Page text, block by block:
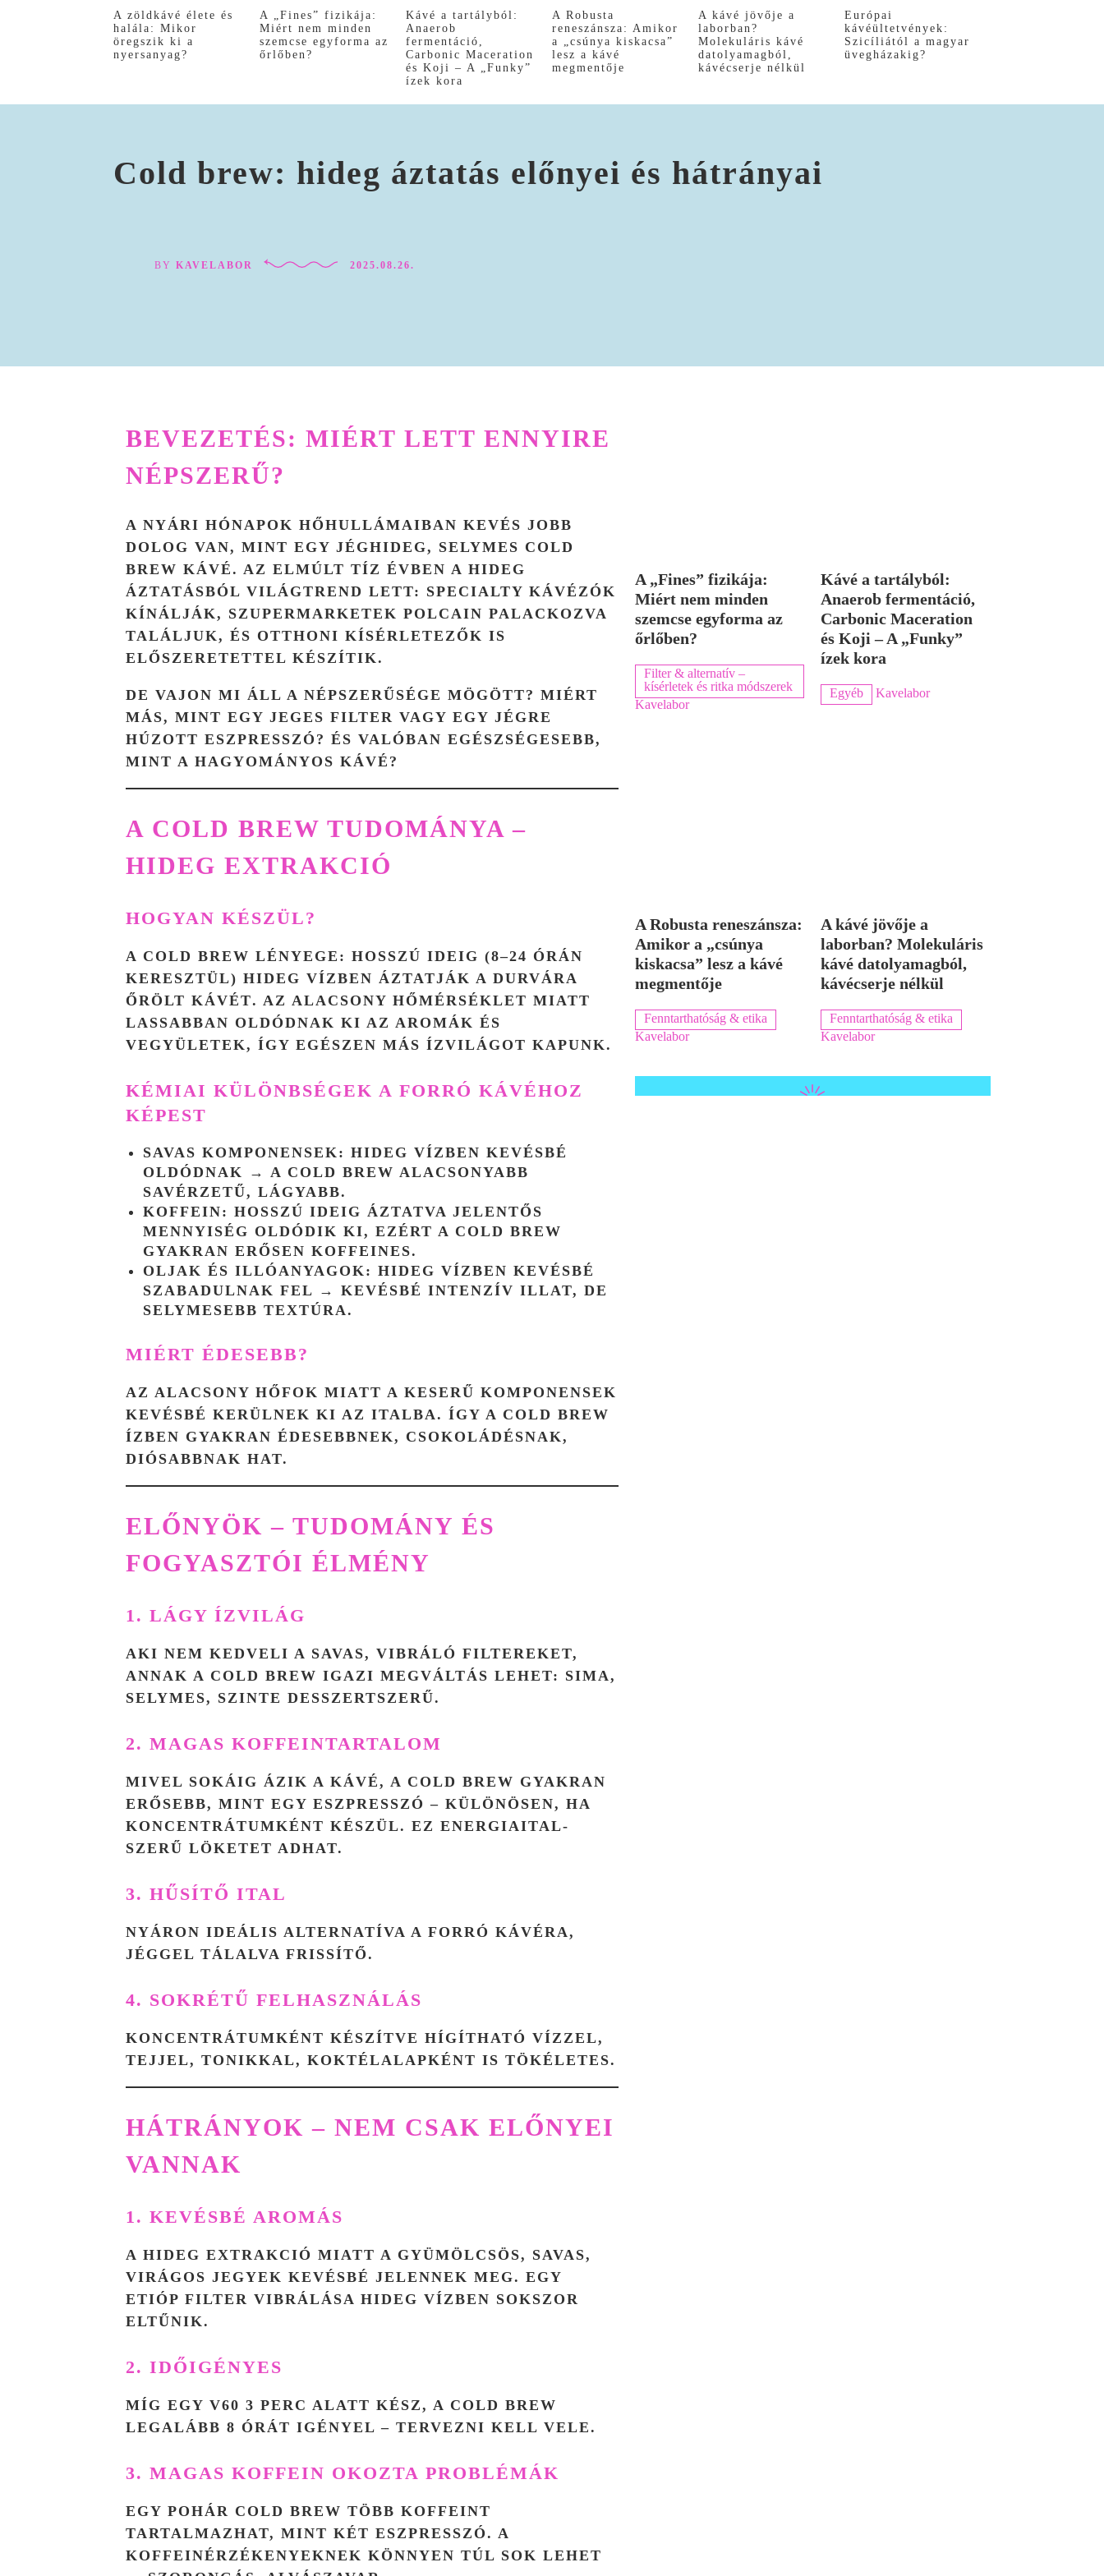
A zöldkávé élete és
halála: Mikor
öregszik ki a
nyersanyag?
A „Fines” fizikája:
Miért nem minden
szemcse egyforma az
őrlőben?
Kávé a tartályból:
Anaerob
fermentáció,
Carbonic Maceration
és Koji – A „Funky”
ízek kora
A Robusta
reneszánsza: Amikor
a „csúnya kiskacsa”
lesz a kávé
megmentője
A kávé jövője a
laborban?
Molekuláris kávé
datolyamagból,
kávécserje nélkül
Európai
kávéültetvények:
Szicíliától a magyar
üvegházakig?
Cold brew: hideg áztatás előnyei és hátrányai
BY KAVELABOR 2025.08.26.
BEVEZETÉS: MIÉRT LETT ENNYIRE
NÉPSZERŰ?
A NYÁRI HÓNAPOK HŐHULLÁMAIBAN KEVÉS JOBB
DOLOG VAN, MINT EGY JÉGHIDEG, SELYMES COLD
BREW KÁVÉ. AZ ELMÚLT TÍZ ÉVBEN A HIDEG
ÁZTATÁSBÓL VILÁGTREND LETT: SPECIALTY KÁVÉZÓK
KÍNÁLJÁK, SZUPERMARKETEK POLCAIN PALACKOZVA
TALÁLJUK, ÉS OTTHONI KÍSÉRLETEZŐK IS
ELŐSZERETETTEL KÉSZÍTIK.
DE VAJON MI ÁLL A NÉPSZERŰSÉGE MÖGÖTT? MIÉRT
MÁS, MINT EGY JEGES FILTER VAGY EGY JÉGRE
HÚZOTT ESZPRESSZÓ? ÉS VALÓBAN EGÉSZSÉGESEBB,
MINT A HAGYOMÁNYOS KÁVÉ?
A COLD BREW TUDOMÁNYA –
HIDEG EXTRAKCIÓ
HOGYAN KÉSZÜL?
A COLD BREW LÉNYEGE: HOSSZÚ IDEIG (8–24 ÓRÁN
KERESZTÜL) HIDEG VÍZBEN ÁZTATJÁK A DURVÁRA
ŐRÖLT KÁVÉT. AZ ALACSONY HŐMÉRSÉKLET MIATT
LASSABBAN OLDÓDNAK KI AZ AROMÁK ÉS
VEGYÜLETEK, ÍGY EGÉSZEN MÁS ÍZVILÁGOT KAPUNK.
KÉMIAI KÜLÖNBSÉGEK A FORRÓ KÁVÉHOZ
KÉPEST
SAVAS KOMPONENSEK: HIDEG VÍZBEN KEVÉSBÉ
OLDÓDNAK → A COLD BREW ALACSONYABB
SAVÉRZETŰ, LÁGYABB.
KOFFEIN: HOSSZÚ IDEIG ÁZTATVA JELENTŐS
MENNYISÉG OLDÓDIK KI, EZÉRT A COLD BREW
GYAKRAN ERŐSEN KOFFEINES.
OLJAK ÉS ILLÓANYAGOK: HIDEG VÍZBEN KEVÉSBÉ
SZABADULNAK FEL → KEVÉSBÉ INTENZÍV ILLAT, DE
SELYMESEBB TEXTÚRA.
MIÉRT ÉDESEBB?
AZ ALACSONY HŐFOK MIATT A KESERŰ KOMPONENSEK
KEVÉSBÉ KERÜLNEK KI AZ ITALBA. ÍGY A COLD BREW
ÍZBEN GYAKRAN ÉDESEBBNEK, CSOKOLÁDÉSNAK,
DIÓSABBNAK HAT.
ELŐNYÖK – TUDOMÁNY ÉS
FOGYASZTÓI ÉLMÉNY
1. LÁGY ÍZVILÁG
AKI NEM KEDVELI A SAVAS, VIBRÁLÓ FILTEREKET,
ANNAK A COLD BREW IGAZI MEGVÁLTÁS LEHET: SIMA,
SELYMES, SZINTE DESSZERTSZERŰ.
2. MAGAS KOFFEINTARTALOM
MIVEL SOKÁIG ÁZIK A KÁVÉ, A COLD BREW GYAKRAN
ERŐSEBB, MINT EGY ESZPRESSZÓ – KÜLÖNÖSEN, HA
KONCENTRÁTUMKÉNT KÉSZÜL. EZ ENERGIAITAL-
SZERŰ LÖKETET ADHAT.
3. HŰSÍTŐ ITAL
NYÁRON IDEÁLIS ALTERNATÍVA A FORRÓ KÁVÉRA,
JÉGGEL TÁLALVA FRISSÍTŐ.
4. SOKRÉTŰ FELHASZNÁLÁS
KONCENTRÁTUMKÉNT KÉSZÍTVE HÍGÍTHATÓ VÍZZEL,
TEJJEL, TONIKKAL, KOKTÉLALAPKÉNT IS TÖKÉLETES.
HÁTRÁNYOK – NEM CSAK ELŐNYEI
VANNAK
1. KEVÉSBÉ AROMÁS
A HIDEG EXTRAKCIÓ MIATT A GYÜMÖLCSÖS, SAVAS,
VIRÁGOS JEGYEK KEVÉSBÉ JELENNEK MEG. EGY
ETIÓP FILTER VIBRÁLÁSA HIDEG VÍZBEN SOKSZOR
ELTŰNIK.
2. IDŐIGÉNYES
MÍG EGY V60 3 PERC ALATT KÉSZ, A COLD BREW
LEGALÁBB 8 ÓRÁT IGÉNYEL – TERVEZNI KELL VELE.
3. MAGAS KOFFEIN OKOZTA PROBLÉMÁK
EGY POHÁR COLD BREW TÖBB KOFFEINT
TARTALMAZHAT, MINT KÉT ESZPRESSZÓ. A
KOFFEINÉRZÉKENYEKNEK KÖNNYEN TÚL SOK LEHET
A „Fines” fizikája:
Miért nem minden
szemcse egyforma az
őrlőben?
Filter & alternatív –
kísérletek és ritka módszerek
Kavelabor
Kávé a tartályból:
Anaerob fermentáció,
Carbonic Maceration
és Koji – A „Funky”
ízek kora
Egyéb Kavelabor
A Robusta reneszánsza:
Amikor a „csúnya
kiskacsa” lesz a kávé
megmentője
Fenntarthatóság & etika
Kavelabor
A kávé jövője a
laborban? Molekuláris
kávé datolyamagból,
kávécserje nélkül
Fenntarthatóság & etika
Kavelabor